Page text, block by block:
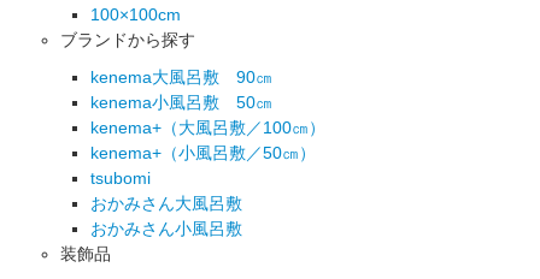
100×100cm
ブランドから探す
kenema大風呂敷 90㎝
kenema小風呂敷 50㎝
kenema+（大風呂敷／100㎝）
kenema+（小風呂敷／50㎝）
tsubomi
おかみさん大風呂敷
おかみさん小風呂敷
装飾品